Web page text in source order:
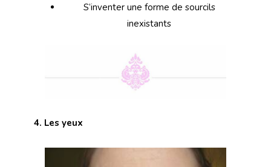
S’inventer une forme de sourcils
inexistants
4. Les yeux